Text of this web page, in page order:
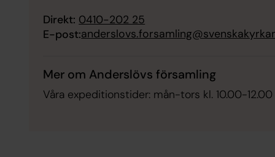
Direkt: 0410-202 25
E-post:
Mer om Anderslövs församling
Våra expeditionstider: mån-tors kl. 10.00-12.00